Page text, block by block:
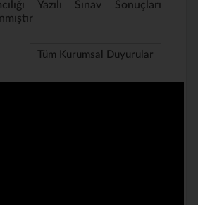
Yazılı Sınav Sonuçları
Tüm Kurumsal Duyurular